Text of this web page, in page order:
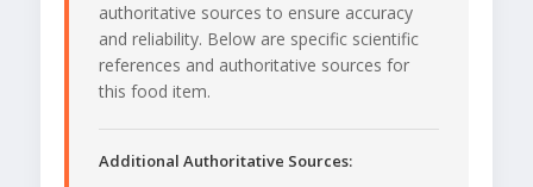
authoritative sources to ensure accuracy
and reliability. Below are specific scientific
references and authoritative sources for
this food item.
Additional Authoritative Sources: